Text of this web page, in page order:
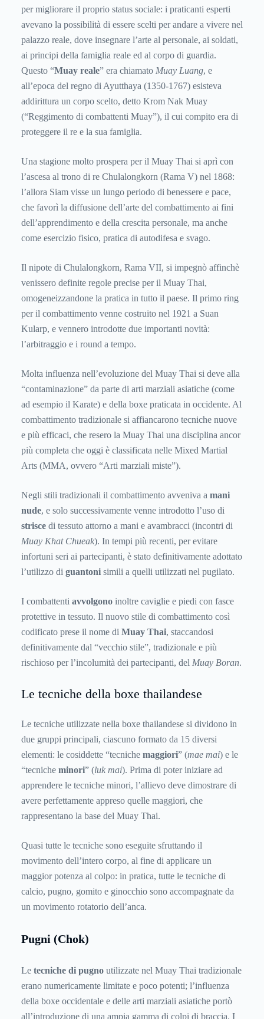
per migliorare il proprio status sociale: i praticanti esperti
avevano la possibilità di essere scelti per andare a vivere nel
palazzo reale, dove insegnare l’arte al personale, ai soldati,
ai principi della famiglia reale ed al corpo di guardia.
Questo “Muay reale” era chiamato Muay Luang, e
all’epoca del regno di Ayutthaya (1350-1767) esisteva
addirittura un corpo scelto, detto Krom Nak Muay
(“Reggimento di combattenti Muay”), il cui compito era di
proteggere il re e la sua famiglia.
Una stagione molto prospera per il Muay Thai si aprì con
l’ascesa al trono di re Chulalongkorn (Rama V) nel 1868:
l’allora Siam visse un lungo periodo di benessere e pace,
che favorì la diffusione dell’arte del combattimento ai fini
dell’apprendimento e della crescita personale, ma anche
come esercizio fisico, pratica di autodifesa e svago.
Il nipote di Chulalongkorn, Rama VII, si impegnò affinchè
venissero definite regole precise per il Muay Thai,
omogeneizzandone la pratica in tutto il paese. Il primo ring
per il combattimento venne costruito nel 1921 a Suan
Kularp, e vennero introdotte due importanti novità:
l’arbitraggio e i round a tempo.
Molta influenza nell’evoluzione del Muay Thai si deve alla
“contaminazione” da parte di arti marziali asiatiche (come
ad esempio il Karate) e della boxe praticata in occidente. Al
combattimento tradizionale si affiancarono tecniche nuove
e più efficaci, che resero la Muay Thai una disciplina ancor
più completa che oggi è classificata nelle Mixed Martial
Arts (MMA, ovvero “Arti marziali miste”).
Negli stili tradizionali il combattimento avveniva a mani
nude, e solo successivamente venne introdotto l’uso di
strisce di tessuto attorno a mani e avambracci (incontri di
Muay Khat Chueak). In tempi più recenti, per evitare
infortuni seri ai partecipanti, è stato definitivamente adottato
l’utilizzo di guantoni simili a quelli utilizzati nel pugilato.
I combattenti avvolgono inoltre caviglie e piedi con fasce
protettive in tessuto. Il nuovo stile di combattimento così
codificato prese il nome di Muay Thai, staccandosi
definitivamente dal “vecchio stile”, tradizionale e più
rischioso per l’incolumità dei partecipanti, del Muay Boran.
Le tecniche della boxe thailandese
Le tecniche utilizzate nella boxe thailandese si dividono in
due gruppi principali, ciascuno formato da 15 diversi
elementi: le cosiddette “tecniche maggiori” (mae mai) e le
“tecniche minori” (luk mai). Prima di poter iniziare ad
apprendere le tecniche minori, l’allievo deve dimostrare di
avere perfettamente appreso quelle maggiori, che
rappresentano la base del Muay Thai.
Quasi tutte le tecniche sono eseguite sfruttando il
movimento dell’intero corpo, al fine di applicare un
maggior potenza al colpo: in pratica, tutte le tecniche di
calcio, pugno, gomito e ginocchio sono accompagnate da
un movimento rotatorio dell’anca.
Pugni (Chok)
Le tecniche di pugno utilizzate nel Muay Thai tradizionale
erano numericamente limitate e poco potenti; l’influenza
della boxe occidentale e delle arti marziali asiatiche portò
all’introduzione di una ampia gamma di colpi di braccia. I